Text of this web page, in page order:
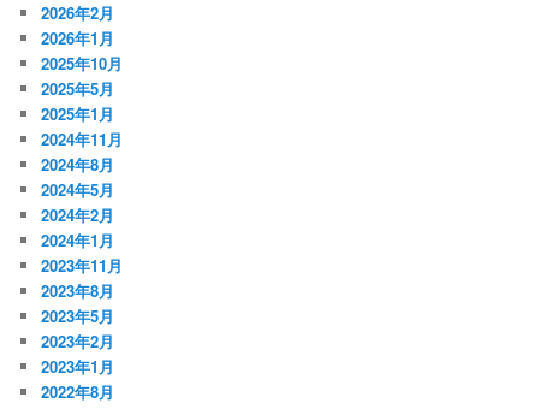
2026年2月
2026年1月
2025年10月
2025年5月
2025年1月
2024年11月
2024年8月
2024年5月
2024年2月
2024年1月
2023年11月
2023年8月
2023年5月
2023年2月
2023年1月
2022年8月